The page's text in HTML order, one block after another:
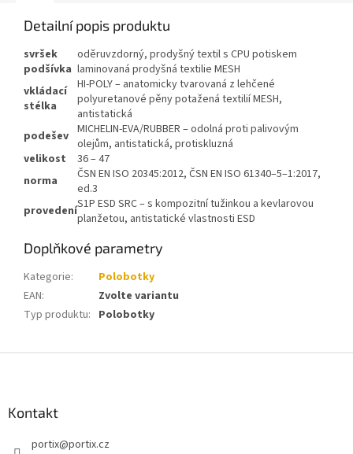
Detailní popis produktu
svršek
oděruvzdorný, prodyšný textil s CPU potiskem
podšívka laminovaná prodyšná textilie MESH
vkládací
stélka
HI-POLY – anatomicky tvarovaná z lehčené
polyuretanové pěny potažená textilií MESH,
antistatická
podešev MICHELIN-EVA/RUBBER – odolná proti palivovým
olejům, antistatická, protiskluzná
velikost
36 – 47
norma
ČSN EN ISO 20345:2012, ČSN EN ISO 61340–5–1:2017,
ed.3
provedeníS1P ESD SRC – s kompozitní tužinkou a kevlarovou
planžetou, antistatické vlastnosti ESD
Doplňkové parametry
Kategorie:
Polobotky
EAN:
Zvolte variantu
Typ produktu: Polobotky
Kontakt
portix@portix.cz